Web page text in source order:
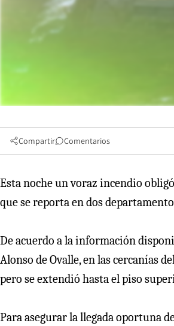
Compartir Comentarios
Esta noche un voraz incendio
que se reporta en dos
De acuerdo a la información
Alonso de Ovalle, en las cercanías
pero se extendió hasta el piso
Para asegurar la llegada oportuna